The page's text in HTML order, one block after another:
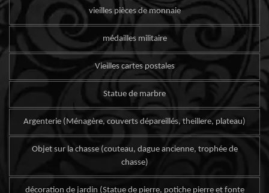
vieilles pièces de monnaie
médailles militaire
Vieilles cartes postales
Statue de marbre
Argenterie (Ménagère, couverts dépareillés, theillere, plateau)
Objet sur la chasse (couteau, dague ancienne, trophée de
chasse)
décoration de jardin (Statue de pierre, potiche pierre et fonte